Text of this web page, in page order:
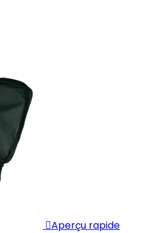
Aperçu rapide